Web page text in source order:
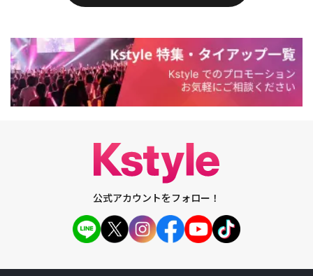
公式アカウントをフォロー！